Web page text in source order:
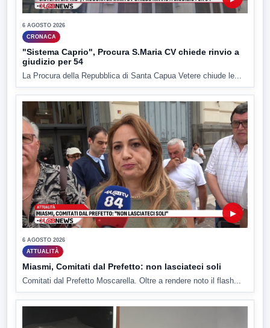
6 AGOSTO 2026
CRONACA
"Sistema Caprio", Procura S.Maria CV chiede rinvio a
giudizio per 54
La Procura della Repubblica di Santa Capua Vetere chiude le...
▶
6 AGOSTO 2026
ATTUALITÀ
Miasmi, Comitati dal Prefetto: non lasciateci soli
Comitati dal Prefetto Moscarella. Oltre a rendere noto il flash...